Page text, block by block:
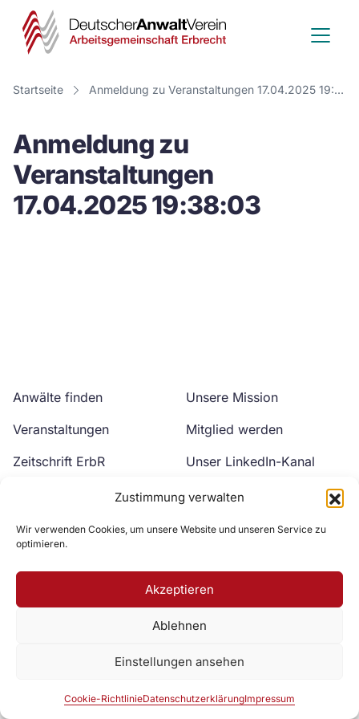
Zustimmung verwalten
Wir verwenden Cookies, um unsere Website und unseren Service zu
optimieren.
Akzeptieren
Ablehnen
Einstellungen ansehen
Cookie-RichtlinieDatenschutzerklärungImpressum
Deutscher
Anwalt
Verein
Startseite Anmeldung zu Veranstaltungen 17.04.2025 19:38:03
Anmeldung zu
Veranstaltungen
17.04.2025 19:38:03
Anwälte finden
Veranstaltungen
Zeitschrift ErbR
Unsere Mission
Mitglied werden
Unser LinkedIn-Kanal
Unser YouTube-Kanal
Zur DAV Webseite